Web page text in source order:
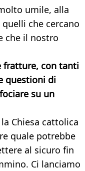
umile, alla
che cercano
che il nostro
fratture, con tanti
questioni di
su un
Chiesa cattolica
quale potrebbe
al sicuro fin
Ci lanciamo